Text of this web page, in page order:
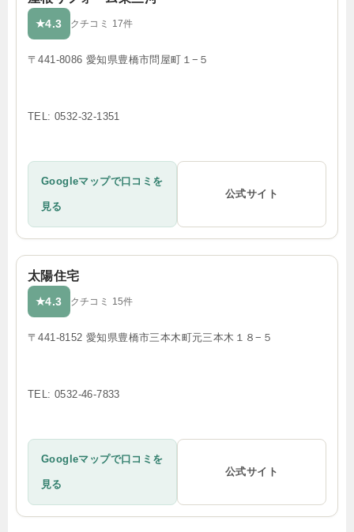
★4.3 クチコミ 17件
〒441-8086 愛知県豊橋市問屋町１−５
TEL: 0532-32-1351
Googleマップで口コミを
見る
公式サイト
太陽住宅
★4.3 クチコミ 15件
〒441-8152 愛知県豊橋市三本木町元三本木１８−５
TEL: 0532-46-7833
Googleマップで口コミを
見る
公式サイト